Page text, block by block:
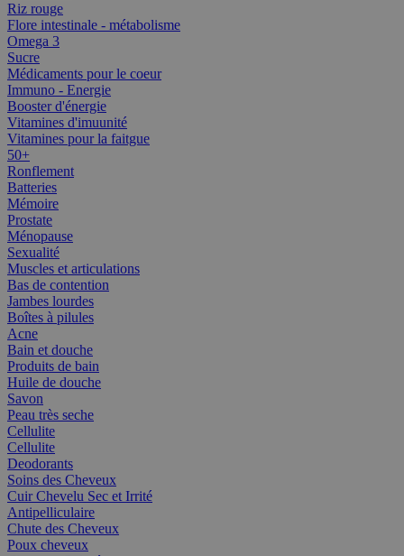
Riz rouge
Flore intestinale - métabolisme
Omega 3
Sucre
Médicaments pour le coeur
Immuno - Energie
Booster d'énergie
Vitamines d'imuunité
Vitamines pour la faitgue
50+
Ronflement
Batteries
Mémoire
Prostate
Ménopause
Sexualité
Muscles et articulations
Bas de contention
Jambes lourdes
Boîtes à pilules
Acne
Bain et douche
Produits de bain
Huile de douche
Savon
Peau très seche
Cellulite
Cellulite
Deodorants
Soins des Cheveux
Cuir Chevelu Sec et Irrité
Antipelliculaire
Chute des Cheveux
Poux cheveux